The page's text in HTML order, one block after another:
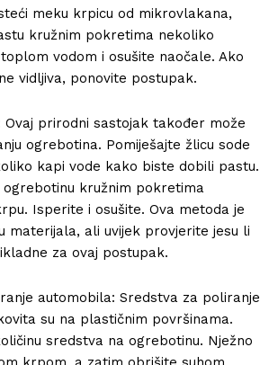
meku krpicu od mikrovlakana,
kružnim pokretima nekoliko
vodom i osušite naočale. Ako
vidljiva, ponovite postupak.
Ovaj prirodni sastojak također može
ogrebotina. Pomiješajte žlicu sode
kapi vode kako biste dobili pastu.
kružnim pokretima
Isperite i osušite. Ova metoda je
materijala, ali uvijek provjerite jesu li
za ovaj postupak.
automobila: Sredstva za poliranje
su na plastičnim površinama.
sredstva na ogrebotinu. Nježno